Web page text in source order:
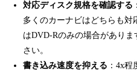
対応ディスク規格を確認する
多くのカーナビはどちらも対
はDVD-Rのみの場合があり
さい。
書き込み速度を抑える ：4x